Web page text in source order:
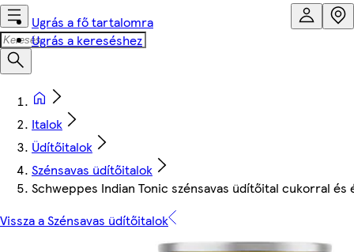
Ugrás a fő tartalomra
Ugrás a kereséshez
Italok
Üdítőitalok
Szénsavas üdítőitalok
Schweppes Indian Tonic szénsavas üdítőital cukorral
Vissza a Szénsavas üdítőitalok